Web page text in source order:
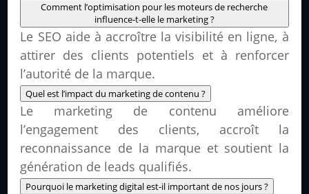
Comment l’optimisation pour les moteurs de recherche
influence-t-elle le marketing ?
Le SEO aide à accroître la visibilité en ligne, à
attirer des clients potentiels et à renforcer
l’autorité de la marque.
Quel est l’impact du marketing de contenu ?
Le marketing de contenu améliore
l’engagement des clients, accroît la
reconnaissance de la marque et soutient la
génération de leads qualifiés.
Pourquoi le marketing digital est-il important de nos jours ?